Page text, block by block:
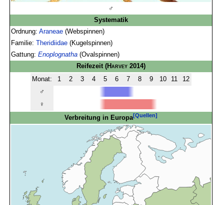
♂
Systematik
Ordnung:Araneae (Webspinnen)
Familie:Theridiidae (Kugelspinnen)
Gattung:Enoplognatha (Ovalspinnen)
Reifezeit(Harvey 2014)
Monat:
1 2 3 4 5 6 7 8 9 10 11
12
♂
♀
Verbreitung in Europa[Quellen]